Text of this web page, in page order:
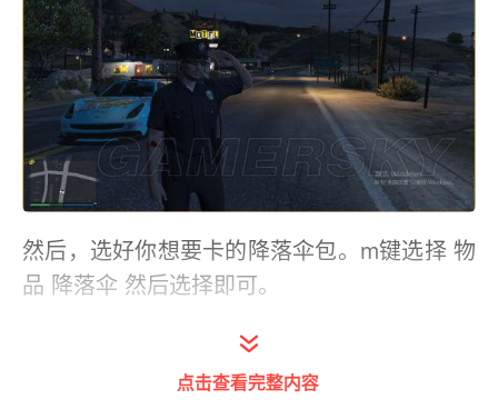
然后，选好你想要卡的降落伞包。m键选择 物
品 降落伞 然后选择即可。
点击查看完整内容